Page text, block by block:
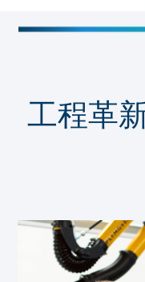
工程革